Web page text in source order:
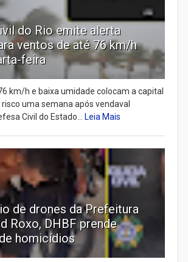
do Rio emite alerta
ventos de até 76 km/h
feira
km/h e baixa umidade colocam a capital
uma semana após vendaval
Civil do Estado...
Leia Mais
de drones da Prefeitura
Roxo, DHBF prende
homicídios